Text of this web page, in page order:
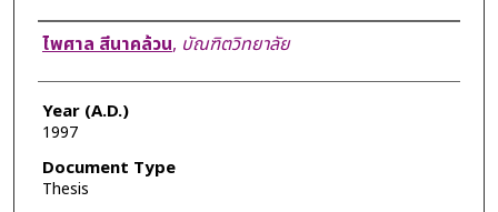
Author
ไพศาล สีนาคล้วน, บัณฑิตวิทยาลัย
Year (A.D.)
1997
Document Type
Thesis